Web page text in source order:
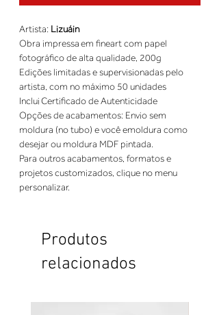
Artista: Lizuáin
Obra impressa em fineart com papel
fotográfico de alta qualidade, 200g
Edições limitadas e supervisionadas pelo
artista, com no máximo 50 unidades
Inclui Certificado de Autenticidade
Opções de acabamentos: Envio sem
moldura (no tubo) e você emoldura como
desejar ou moldura MDF pintada.
Para outros acabamentos, formatos e
projetos customizados, clique no menu
personalizar.
Produtos
relacionados